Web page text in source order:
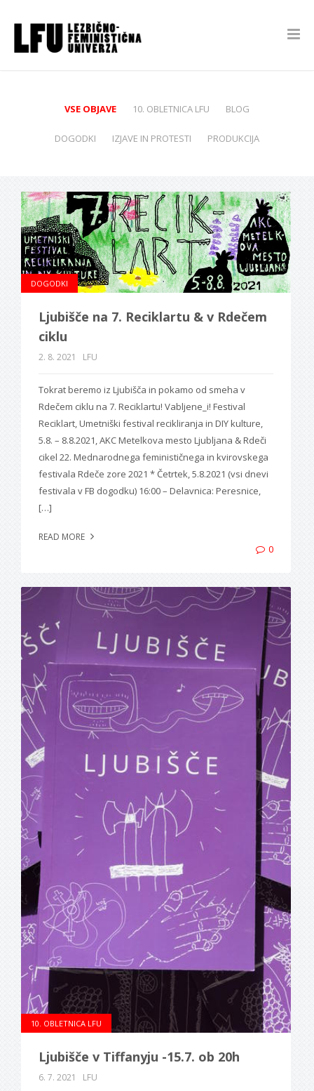
VSE OBJAVE 10. OBLETNICA LFU BLOG
DOGODKI IZJAVE IN PROTESTI PRODUKCIJA
DOGODKI
Ljubišče na 7. Reciklartu & v Rdečem
ciklu
2. 8. 2021 LFU
Tokrat beremo iz Ljubišča in pokamo od smeha v
Rdečem ciklu na 7. Reciklartu! Vabljene_i! Festival
Reciklart, Umetniški festival recikliranja in DIY kulture,
5.8. – 8.8.2021, AKC Metelkova mesto Ljubljana & Rdeči
cikel 22. Mednarodnega feminističnega in kvirovskega
festivala Rdeče zore 2021 * Četrtek, 5.8.2021 (vsi dnevi
festivala v FB dogodku) 16:00 – Delavnica: Peresnice,
[…]
READ MORE
0
10. OBLETNICA LFU
Ljubišče v Tiffanyju -15.7. ob 20h
6. 7. 2021 LFU